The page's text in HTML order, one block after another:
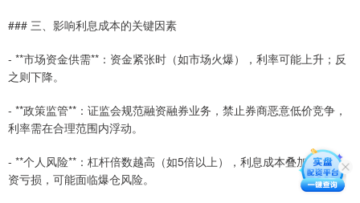
### 三、影响利息成本的关键因素
- **市场资金供需**：资金紧张时（如市场火爆），利率可能上升；反
之则下降。
- **政策监管**：证监会规范融资融券业务，禁止券商恶意低价竞争，
利率需在合理范围内浮动。
- **个人风险**：杠杆倍数越高（如5倍以上），利息成本叠加，若投
资亏损，可能面临爆仓风险。